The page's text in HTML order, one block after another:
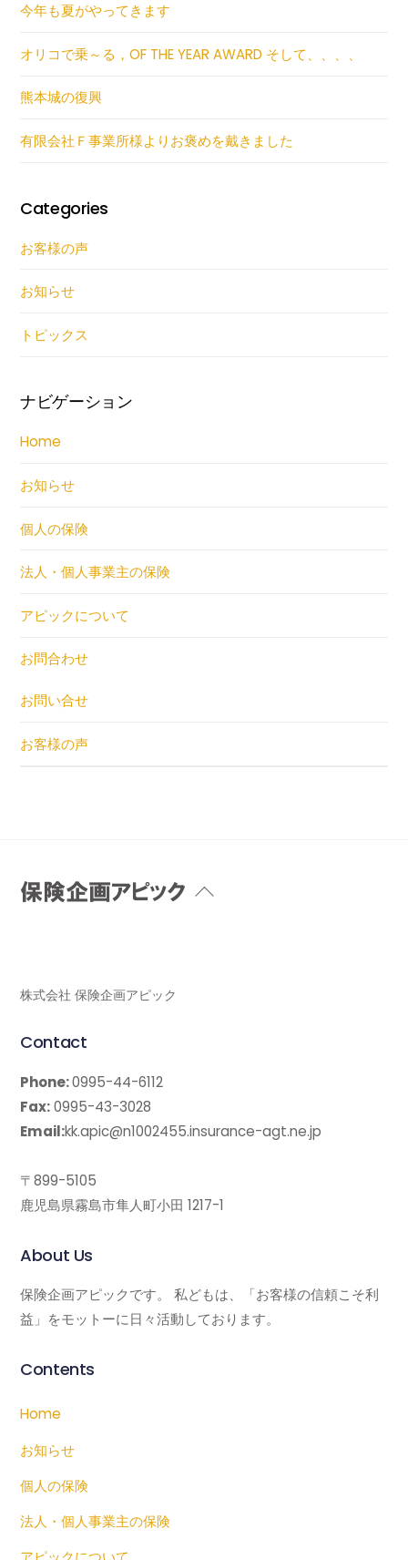
今年も夏がやってきます
オリコで乗～る，OF THE YEAR AWARD そして、、、、
熊本城の復興
有限会社Ｆ事業所様よりお褒めを戴きました
Categories
お客様の声
お知らせ
トピックス
ナビゲーション
Home
お知らせ
個人の保険
法人・個人事業主の保険
アピックについて
お問合わせ
お問い合せ
お客様の声
Back
株式会社 保険企画アピック
Contact
Phone:0995-44-6112
Fax:0995-43-3028
Email:kk.apic@n1002455.insurance-agt.ne.jp
〒899-5105
鹿児島県霧島市隼人町小田 1217-1
About Us
保険企画アピックです。 私どもは、「お客様の信頼こそ利
益」をモットーに日々活動しております。
Contents
Home
お知らせ
個人の保険
法人・個人事業主の保険